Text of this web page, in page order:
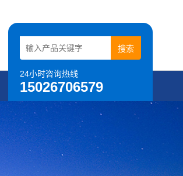
24小时咨询热线
15026706579